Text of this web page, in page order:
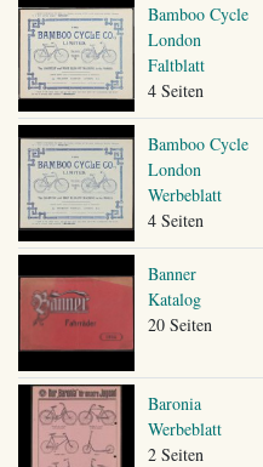
Bamboo Cycle
London
Faltblatt
4 Seiten
Bamboo Cycle
London
Werbeblatt
4 Seiten
Banner
Katalog
20 Seiten
Baronia
Werbeblatt
2 Seiten